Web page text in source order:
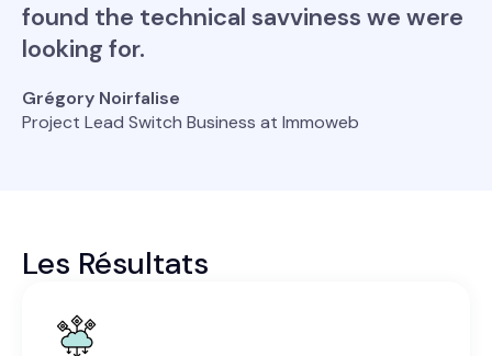
found the technical savviness we were
looking for.
Grégory Noirfalise
Project Lead Switch Business at Immoweb
Les Résultats